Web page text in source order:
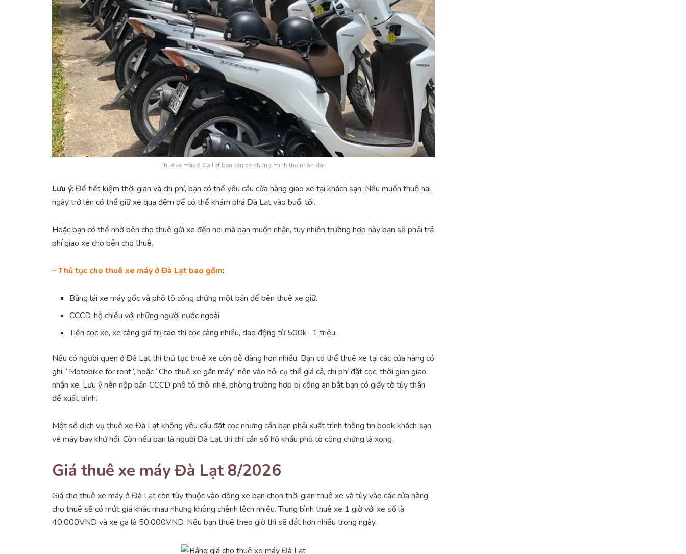
Thuê xe máy ở Đà Lạt bạn cần có chứng minh thư nhân dân
Lưu ý: Để tiết kiệm thời gian và chi phí, bạn có thể yêu cầu cửa hàng giao xe tại khách sạn. Nếu muốn thuê hai
ngày trở lên có thể giữ xe qua đêm để có thể khám phá Đà Lạt vào buổi tối.
Hoặc bạn có thể nhờ bên cho thuê gửi xe đến nơi mà bạn muốn nhận, tuy nhiên trường hợp này bạn sẽ phải trả
phí giao xe cho bên cho thuê.
– Thủ tục cho thuê xe máy ở Đà Lạt bao gồm:
Bằng lái xe máy gốc và phô tô công chứng một bản để bên thuê xe giữ.
CCCD, hộ chiếu với những người nước ngoài
Tiền cọc xe, xe càng giá trị cao thì cọc càng nhiều, dao động từ 500k- 1 triệu.
Nếu có người quen ở Đà Lạt thì thủ tục thuê xe còn dễ dàng hơn nhiều. Bạn có thể thuê xe tại các cửa hàng có
ghi: “Motobike for rent”, hoặc “Cho thuê xe gắn máy” nên vào hỏi cụ thể giá cả, chi phí đặt cọc, thời gian giao
nhận xe. Lưu ý nên nộp bản CCCD phô tô thôi nhé, phòng trường hợp bị công an bắt bạn có giấy tờ tùy thân
để xuất trình.
Một số dịch vụ thuê xe Đà Lạt không yêu cầu đặt cọc nhưng cần bạn phải xuất trình thông tin book khách sạn,
vé máy bay khứ hồi. Còn nếu bạn là người Đà Lạt thì chỉ cần sổ hộ khẩu phô tô công chứng là xong.
Giá thuê xe máy Đà Lạt 8/2026
Giá cho thuê xe máy ở Đà Lạt còn tùy thuộc vào dòng xe bạn chọn thời gian thuê xe và tùy vào các cửa hàng
cho thuê sẽ có mức giá khác nhau nhưng không chênh lệch nhiều. Trung bình thuê xe 1 giờ với xe số là
40.000VND và xe ga là 50.000VND. Nếu bạn thuê theo giờ thì sẽ đắt hơn nhiều trong ngày.